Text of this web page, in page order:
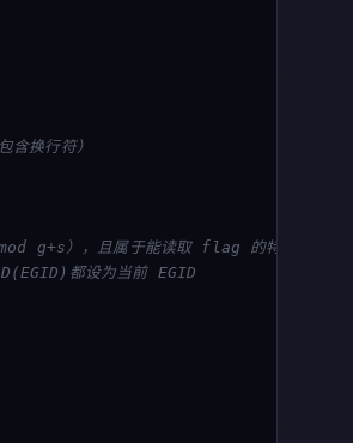
换行符）
g+s），且属于能读取 flag 的特殊用户组。
都设为当前 EGID